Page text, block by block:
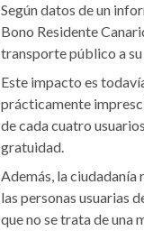
Según datos de un
Bono Residente
transporte público a
Este impacto es
prácticamente
de cada cuatro
gratuidad.
Además, la ciudadanía
las personas usuarias
que no se trata de una